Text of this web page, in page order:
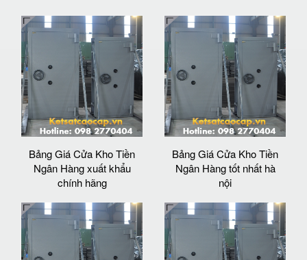
Bảng Giá Cửa Kho Tiền
Ngân Hàng xuất khẩu
chính hãng
Bảng Giá Cửa Kho Tiền
Ngân Hàng tốt nhất hà
nội